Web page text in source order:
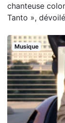
chanteuse
Tanto »,
Musique